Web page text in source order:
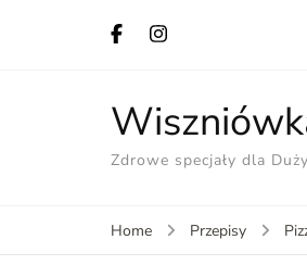
Zdrowe specjały dla
Home Przepisy